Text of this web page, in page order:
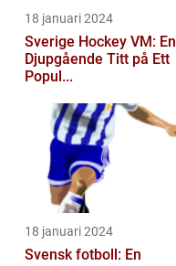
18 januari 2024
Sverige Hockey VM: En
Djupgående Titt på Ett
Popul...
18 januari 2024
Svensk fotboll: En